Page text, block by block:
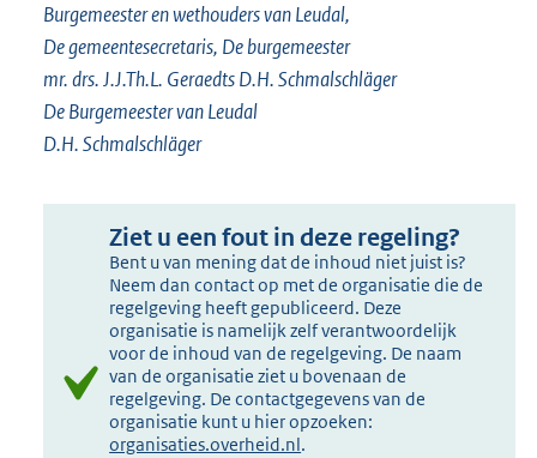
Burgemeester en wethouders van Leudal,
De gemeentesecretaris, De burgemeester
mr. drs. J.J.Th.L. Geraedts D.H. Schmalschläger
De Burgemeester van Leudal
D.H. Schmalschläger
Ziet u een fout in deze regeling?
Bent u van mening dat de inhoud niet juist is?
Neem dan contact op met de organisatie die de
regelgeving heeft gepubliceerd. Deze
organisatie is namelijk zelf verantwoordelijk
voor de inhoud van de regelgeving. De naam
van de organisatie ziet u bovenaan de
regelgeving. De contactgegevens van de
organisatie kunt u hier opzoeken:
organisaties.overheid.nl.